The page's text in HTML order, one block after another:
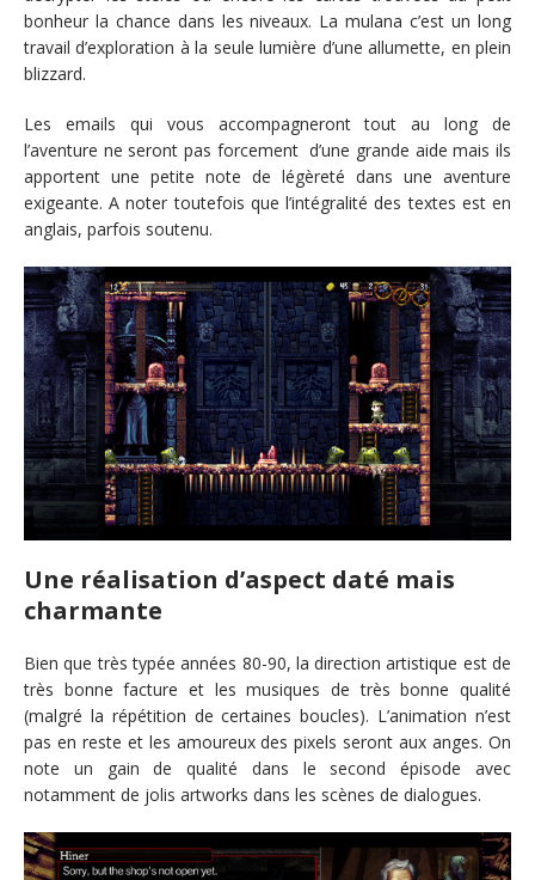
bonheur la chance dans les niveaux. La mulana c’est un long
travail d’exploration à la seule lumière d’une allumette, en plein
blizzard.
Les emails qui vous accompagneront tout au long de
l’aventure ne seront pas forcement d’une grande aide mais ils
apportent une petite note de légèreté dans une aventure
exigeante. A noter toutefois que l’intégralité des textes est en
anglais, parfois soutenu.
Une réalisation d’aspect daté mais
charmante
Bien que très typée années 80-90, la direction artistique est de
très bonne facture et les musiques de très bonne qualité
(malgré la répétition de certaines boucles). L’animation n’est
pas en reste et les amoureux des pixels seront aux anges. On
note un gain de qualité dans le second épisode avec
notamment de jolis artworks dans les scènes de dialogues.